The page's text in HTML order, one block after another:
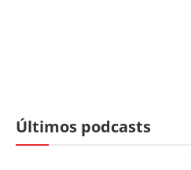
Últimos podcasts